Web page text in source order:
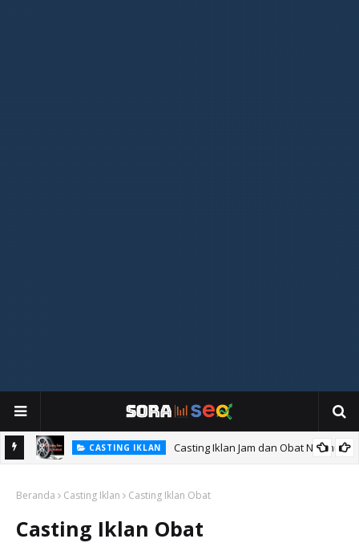
CASTING IKLAN Casting Iklan Jam dan Obat Nyamuk
CASTING IKLAN Casting Iklan Fastfood
Beranda Casting Iklan Casting Iklan Obat
Casting Iklan Obat